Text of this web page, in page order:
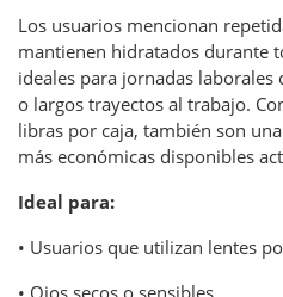
Los usuarios mencionan
mantienen hidratados durante
ideales para jornadas
o largos trayectos al trabajo.
libras por caja, también son
más económicas disponibles
Ideal para:
• Usuarios que utilizan lentes
• Ojos secos o sensibles